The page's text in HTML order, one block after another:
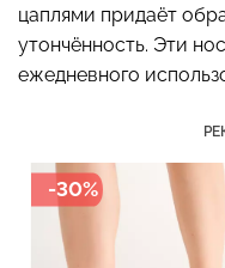
цаплями придаёт
утончённость. Эти
ежедневного
-30%
Бесшовные стринги
STRING BRIEFS
Giulia